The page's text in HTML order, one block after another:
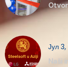
Јул
Naši